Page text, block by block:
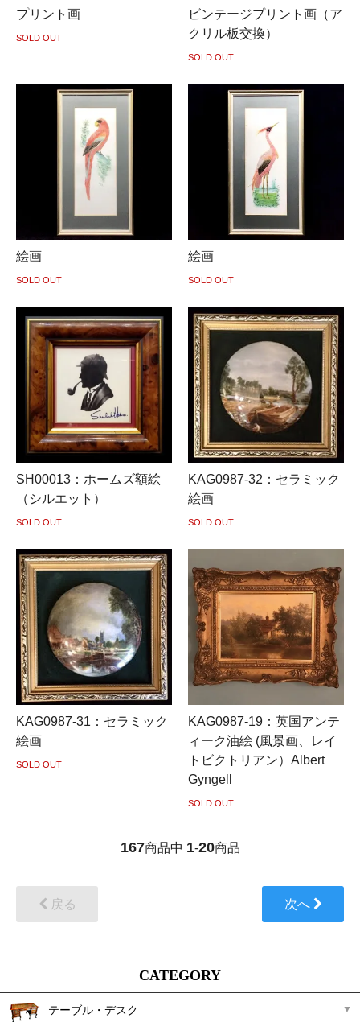
プリント画
SOLD OUT
ビンテージプリント画（ア
クリル板交換）
SOLD OUT
絵画
SOLD OUT
絵画
SOLD OUT
SH00013：ホームズ額絵
（シルエット）
SOLD OUT
KAG0987-32：セラミック
絵画
SOLD OUT
KAG0987-31：セラミック
絵画
SOLD OUT
KAG0987-19：英国アンテ
ィーク油絵 (風景画、レイ
トビクトリアン）Albert
Gyngell
SOLD OUT
167商品中 1-20商品
戻る 次へ
CATEGORY
テーブル・デスク